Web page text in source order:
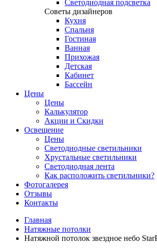
Светодиодная подсветка
Советы дизайнеров
Кухня
Спальня
Гостиная
Ванная
Прихожая
Детская
Кабинет
Бассейн
Цены
Цены
Калькулятор
Акции и Скидки
Освещение
Цены
Светодиодные светильники
Хрустальные светильники
Светодиодная лента
Как расположить светильники?
Фотогалерея
Отзывы
Контакты
Главная
Натяжные потолки
Натяжной потолок звездное небо